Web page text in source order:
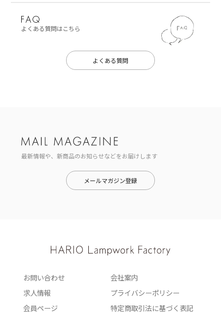
よくある質問はこちら
よくある質問
最新情報や、新商品のお知らせなどをお届けします
メールマガジン登録
お問い合わせ
会社案内
求人情報
プライバシーポリシー
会員ページ
特定商取引法に基づく表記